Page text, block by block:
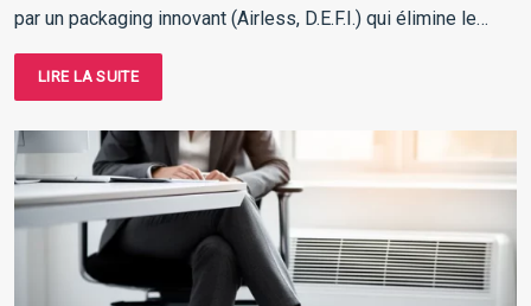
par un packaging innovant (Airless, D.E.F.I.) qui élimine le…
LIRE LA SUITE